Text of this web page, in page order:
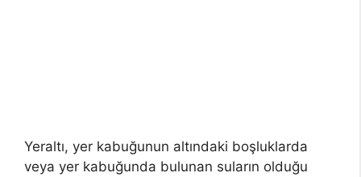
Yeraltı, yer kabuğunun altındaki boşluklarda
veya yer kabuğunda bulunan suların olduğu